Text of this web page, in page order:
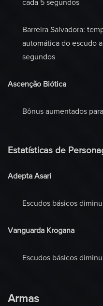
cada 5 segundos
Barreira Salvadora:
automática do escudo
segundos
Ascenção Biótica
Bônus aumentados
Estatísticas de
Adepta Asari
Escudos básicos
Vanguarda Krogana
Escudos básicos
Armas